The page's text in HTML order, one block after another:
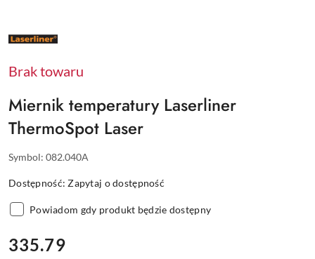
NAZWA
PRODUCENTA:
Brak towaru
Miernik temperatury Laserliner
ThermoSpot Laser
Symbol: 082.040A
Dostępność:Zapytaj o dostępność
Powiadom gdy produkt będzie dostępny
cena:
335.79